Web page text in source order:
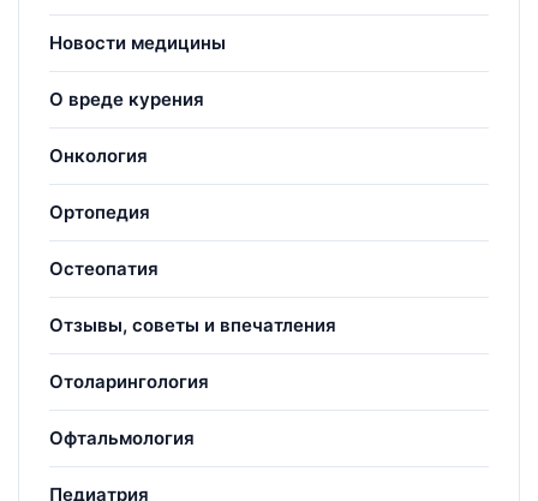
Новости медицины
О вреде курения
Онкология
Ортопедия
Остеопатия
Отзывы, советы и впечатления
Отоларингология
Офтальмология
Педиатрия